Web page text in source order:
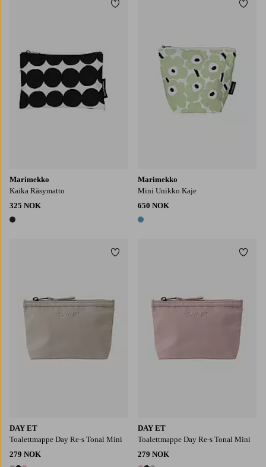
Marimekko
Kaika Räsymatto
325 NOK
1 farge
Legg til favoritter
Marimekko
Mini Unikko Kaje
650 NOK
1 farge
DAY ET
Toalettmappe Day Re-s Tonal Mini
279 NOK
Legg til favoritter
DAY ET
Toalettmappe Day Re-s Tonal Mini
279 NOK